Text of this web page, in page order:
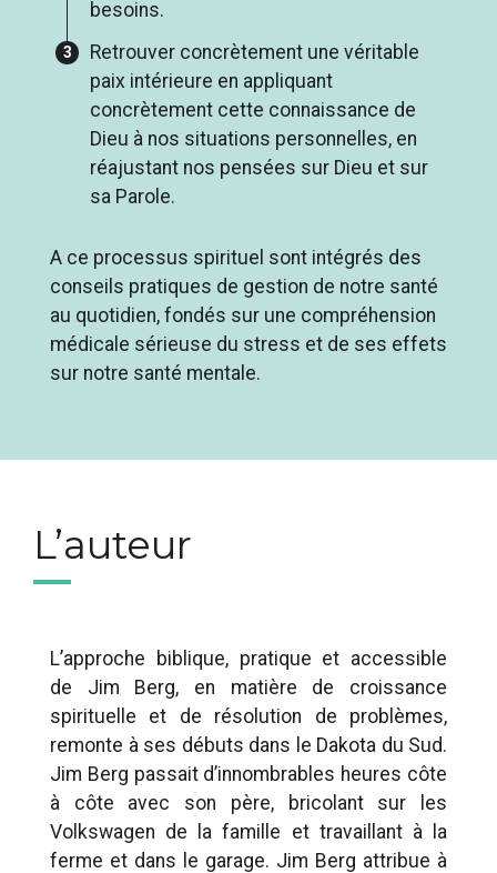
besoins.
Retrouver concrètement une véritable
paix intérieure en appliquant
concrètement cette connaissance de
Dieu à nos situations personnelles, en
réajustant nos pensées sur Dieu et sur
sa Parole.
A ce processus spirituel sont intégrés des
conseils pratiques de gestion de notre santé
au quotidien, fondés sur une compréhension
médicale sérieuse du stress et de ses effets
sur notre santé mentale.
L’auteur
L’approche biblique, pratique et accessible
de Jim Berg, en matière de croissance
spirituelle et de résolution de problèmes,
remonte à ses débuts dans le Dakota du Sud.
Jim Berg passait d’innombrables heures côte
à côte avec son père, bricolant sur les
Volkswagen de la famille et travaillant à la
ferme et dans le garage. Jim Berg attribue à